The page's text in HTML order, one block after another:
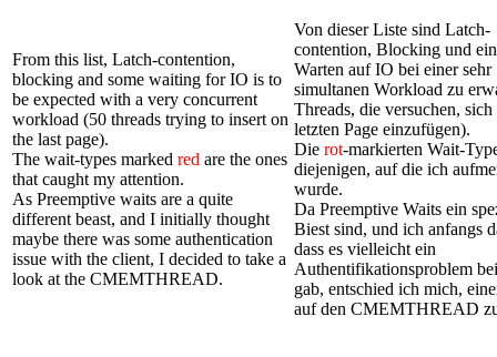
From this list, Latch-contention,
blocking and some waiting for IO is to
be expected with a very concurrent
workload (50 threads trying to insert on
the last page).
The wait-types marked red are the ones
that caught my attention.
As Preemptive waits are a quite
different beast, and I initially thought
maybe there was some authentication
issue with the client, I decided to take a
look at the CMEMTHREAD.
Von dieser Liste sind Latch-
contention, Blocking und
Warten auf IO bei einer sehr
simultanen Workload zu
Threads, die versuchen, sich
letzten Page einzufügen).
Die rot-markierten Wait-
diejenigen, auf die ich
wurde.
Da Preemptive Waits ein
Biest sind, und ich anfangs
dass es vielleicht ein
Authentifikationsproblem
gab, entschied ich mich,
auf den CMEMTHREAD